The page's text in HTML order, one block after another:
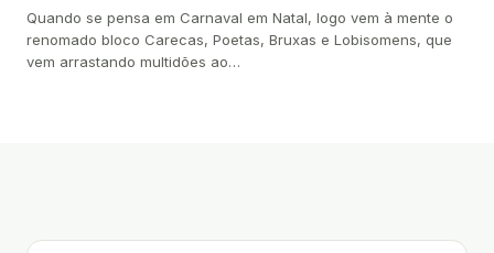
Quando se pensa em Carnaval em Natal, logo vem à mente o
renomado bloco Carecas, Poetas, Bruxas e Lobisomens, que
vem arrastando multidões ao…